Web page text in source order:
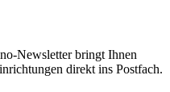
Newsletter bringt Ihnen
direkt ins Postfach.